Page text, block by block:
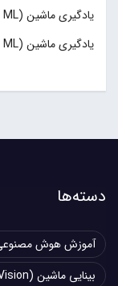
یادگیری ماشین (Machine Learning - ML)
یادگیری ماشین (Machine Learning - ML)
دسته‌ها
آموزش هوش
بینایی ماشین (Computer Vision)